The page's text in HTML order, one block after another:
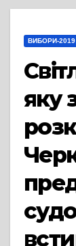
ВИБОРИ-2019
яку